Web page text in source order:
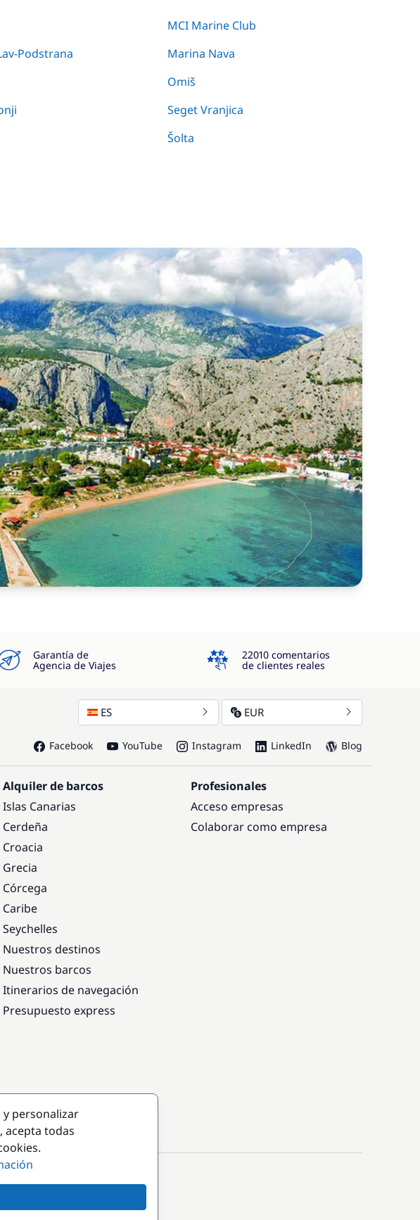
MCI Marine Club
Podstrana
Marina Nava
Omiš
Seget Vranjica
Šolta
Garantía de
Agencia de Viajes
4.3
22010 comentarios
de clientes reales
ES EUR
Facebook YouTube Instagram LinkedIn Blog
Alquiler de barcos
Islas Canarias
Cerdeña
Croacia
Grecia
Córcega
Caribe
Seychelles
Nuestros destinos
Nuestros barcos
Itinerarios de navegación
Presupuesto express
Profesionales
Acceso empresas
Colaborar como empresa
personalizar
acepta todas